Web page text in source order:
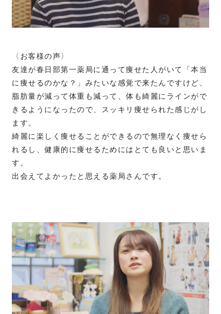
〈お客様の声〉
友達が春日部第一薬局に通って痩せた人がいて「本当
に痩せるのかな？」みたいな感覚で来たんですけど、
脂肪量が減って体重も減って、体も綺麗にラインがで
きるようになったので、スッキリ痩せられた感じがし
ます。
綺麗に楽しく痩せることができるので無理なく痩せら
れるし、健康的に痩せるためにはとても良いと思いま
す。
出会えてよかったと思える薬局さんです。